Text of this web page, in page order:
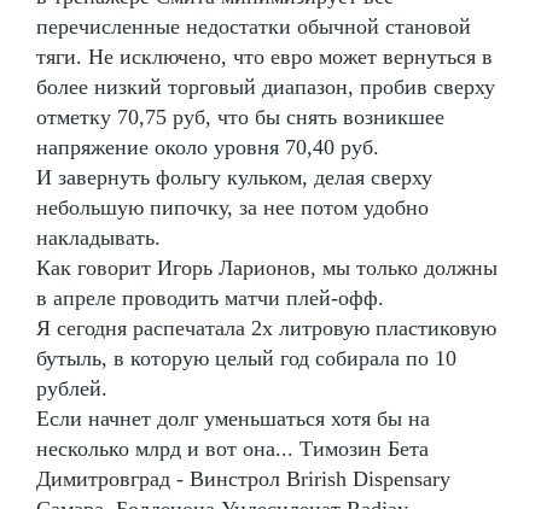
перечисленные недостатки обычной становой
тяги. Не исключено, что евро может вернуться в
более низкий торговый диапазон, пробив сверху
отметку 70,75 руб, что бы снять возникшее
напряжение около уровня 70,40 руб.
И завернуть фольгу кульком, делая сверху
небольшую пипочку, за нее потом удобно
накладывать.
Как говорит Игорь Ларионов, мы только должны
в апреле проводить матчи плей-офф.
Я сегодня распечатала 2х литровую пластиковую
бутыль, в которую целый год собирала по 10
рублей.
Если начнет долг уменьшаться хотя бы на
несколько млрд и вот она... Tимозин Бета
Димитровград - Винстрол Brirish Dispensary